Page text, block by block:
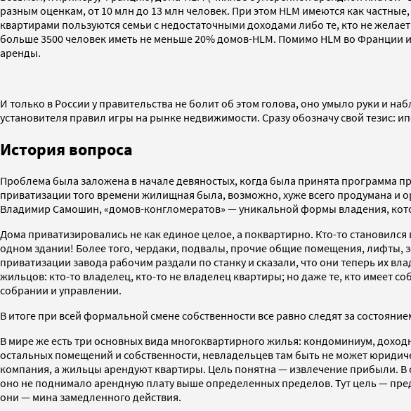
разным оценкам, от 10 млн до 13 млн человек. При этом HLM имеются как
квартирами пользуются семьи с недостаточными доходами либо те, кто не
больше 3500 человек иметь не меньше 20% домов-HLM. Помимо HLM во
аренды.
И только в России у правительства не болит об этом голова, оно умыло руки и
установителя правил игры на рынке недвижимости. Сразу обозначу свой тезис:
История вопроса
Проблема была заложена в начале девяностых, когда была принята программа
приватизации того времени жилищная была, возможно, хуже всего продумана и
Владимир Самошин, «домов-конгломератов» — уникальной формы владения,
Дома приватизировались не как единое целое, а поквартирно. Кто-то
одном здании! Более того, чердаки, подвалы, прочие общие помещения, лифты,
приватизации завода рабочим раздали по станку и сказали, что они теперь их
жильцов: кто-то владелец, кто-то не владелец квартиры; но даже те, кто имеет
собрании и управлении.
В итоге при всей формальной смене собственности все равно следят за
В мире же есть три основных вида многоквартирного жилья: кондоминиум,
остальных помещений и собственности, невладельцев там быть не может
компания, а жильцы арендуют квартиры. Цель понятна — извлечение прибыли.
оно не поднимало арендную плату выше определенных пределов. Тут цель —
они — мина замедленного действия.